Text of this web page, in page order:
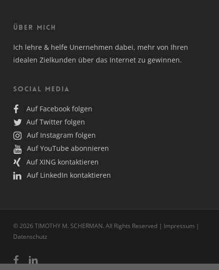
Über mich
Ich lehre & helfe Unernehmen dabei, mehr von Ihren
idealen Zielkunden über das Internet zu gewinnen.
Social Media
Auf Facebook folgen
Auf Twitter folgen
Auf Instagram folgen
Auf YouTube abonnieren
Auf XING kontaktieren
Auf LinkedIn kontaktieren
© 2026 TIMOTHY M. SCHERMAN. All Rights Reserved | Impressum |
Datenschutz
facebooklinkedin